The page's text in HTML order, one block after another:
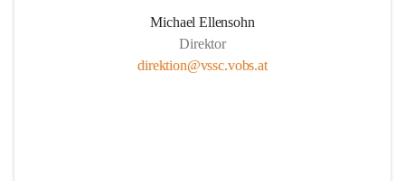
Michael Ellensohn
Direktor
direktion@vssc.vobs.at